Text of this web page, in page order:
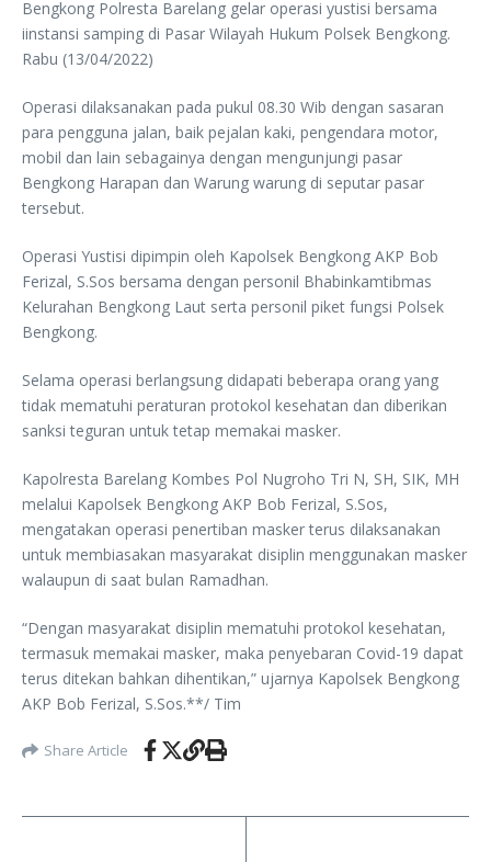
Bengkong Polresta Barelang gelar operasi yustisi bersama
iinstansi samping di Pasar Wilayah Hukum Polsek Bengkong.
Rabu (13/04/2022)
Operasi dilaksanakan pada pukul 08.30 Wib dengan sasaran
para pengguna jalan, baik pejalan kaki, pengendara motor,
mobil dan lain sebagainya dengan mengunjungi pasar
Bengkong Harapan dan Warung warung di seputar pasar
tersebut.
Operasi Yustisi dipimpin oleh Kapolsek Bengkong AKP Bob
Ferizal, S.Sos bersama dengan personil Bhabinkamtibmas
Kelurahan Bengkong Laut serta personil piket fungsi Polsek
Bengkong.
Selama operasi berlangsung didapati beberapa orang yang
tidak mematuhi peraturan protokol kesehatan dan diberikan
sanksi teguran untuk tetap memakai masker.
Kapolresta Barelang Kombes Pol Nugroho Tri N, SH, SIK, MH
melalui Kapolsek Bengkong AKP Bob Ferizal, S.Sos,
mengatakan operasi penertiban masker terus dilaksanakan
untuk membiasakan masyarakat disiplin menggunakan masker
walaupun di saat bulan Ramadhan.
“Dengan masyarakat disiplin mematuhi protokol kesehatan,
termasuk memakai masker, maka penyebaran Covid-19 dapat
terus ditekan bahkan dihentikan,” ujarnya Kapolsek Bengkong
AKP Bob Ferizal, S.Sos.**/ Tim
Share Article